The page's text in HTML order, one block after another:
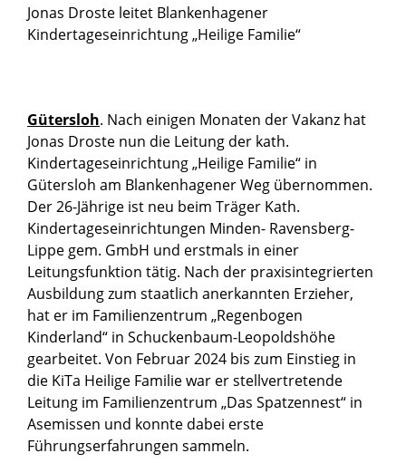
Jonas Droste leitet Blankenhagener
Kindertageseinrichtung „Heilige Familie“
Gütersloh. Nach einigen Monaten der Vakanz hat
Jonas Droste nun die Leitung der kath.
Kindertageseinrichtung „Heilige Familie“ in
Gütersloh am Blankenhagener Weg übernommen.
Der 26-Jährige ist neu beim Träger Kath.
Kindertageseinrichtungen Minden- Ravensberg-
Lippe gem. GmbH und erstmals in einer
Leitungsfunktion tätig. Nach der praxisintegrierten
Ausbildung zum staatlich anerkannten Erzieher,
hat er im Familienzentrum „Regenbogen
Kinderland“ in Schuckenbaum-Leopoldshöhe
gearbeitet. Von Februar 2024 bis zum Einstieg in
die KiTa Heilige Familie war er stellvertretende
Leitung im Familienzentrum „Das Spatzennest“ in
Asemissen und konnte dabei erste
Führungserfahrungen sammeln.